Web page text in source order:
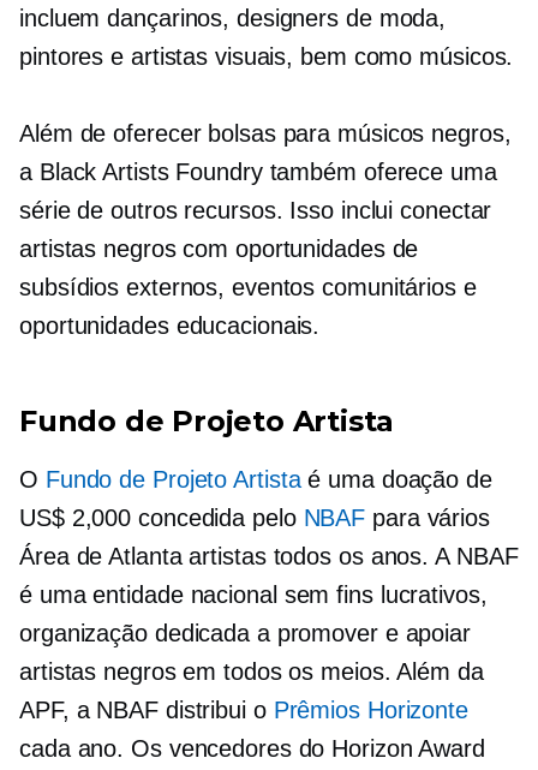
incluem dançarinos, designers de moda,
pintores e artistas visuais, bem como músicos.
Além de oferecer bolsas para músicos negros,
a Black Artists Foundry também oferece uma
série de outros recursos. Isso inclui conectar
artistas negros com oportunidades de
subsídios externos, eventos comunitários e
oportunidades educacionais.
Fundo de Projeto Artista
O Fundo de Projeto Artistaé uma doação de
US$ 2,000 concedida pelo NBAF para vários
Área de Atlantaartistas todos os anos. A NBAF
é uma entidade nacional sem fins lucrativos,
organização dedicada a promover e apoiar
artistas negros em todos os meios. Além da
APF, a NBAF distribui o Prêmios Horizonte
cada ano. Os vencedores do Horizon Award